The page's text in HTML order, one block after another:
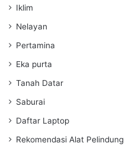
Iklim
Nelayan
Pertamina
Eka purta
Tanah Datar
Saburai
Daftar Laptop
Rekomendasi Alat Pelindung